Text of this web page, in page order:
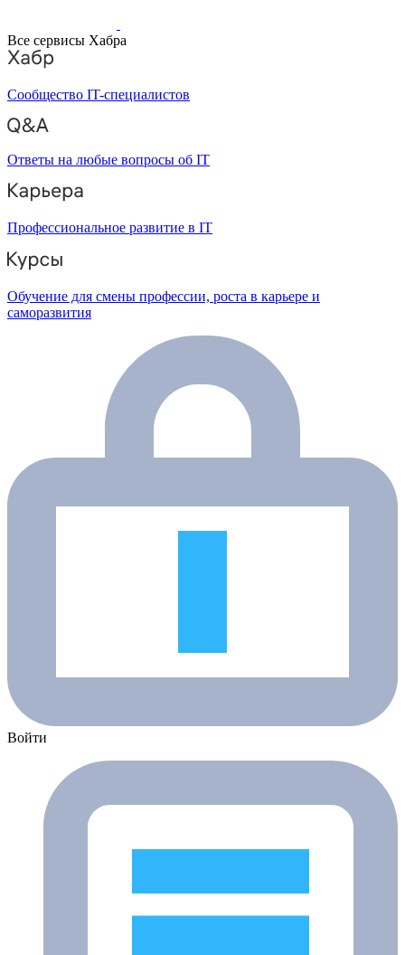
Все сервисы Хабра
Сообщество IT-специалистов
Ответы на любые вопросы об IT
Профессиональное развитие в IT
Обучение для смены профессии, роста в карьере и
саморазвития
Войти